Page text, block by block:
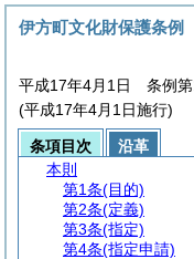
伊方町文化財保護条例
平成17年4月1日 条例
(平成17年4月1日施行)
条項目次
沿革
本則
第1条(目的)
第2条(定義)
第3条(指定)
第4条(指定申請)